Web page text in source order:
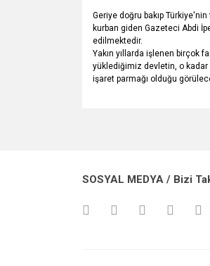
Geriye doğru bakıp
kurban giden Gazeteci Abdi
edilmektedir.
Yakın yıllarda işlenen birçok
yüklediğimiz devletin, o kadar
işaret parmağı olduğu
Ürün açıklamasında
SOSYAL MEDYA / Bizi